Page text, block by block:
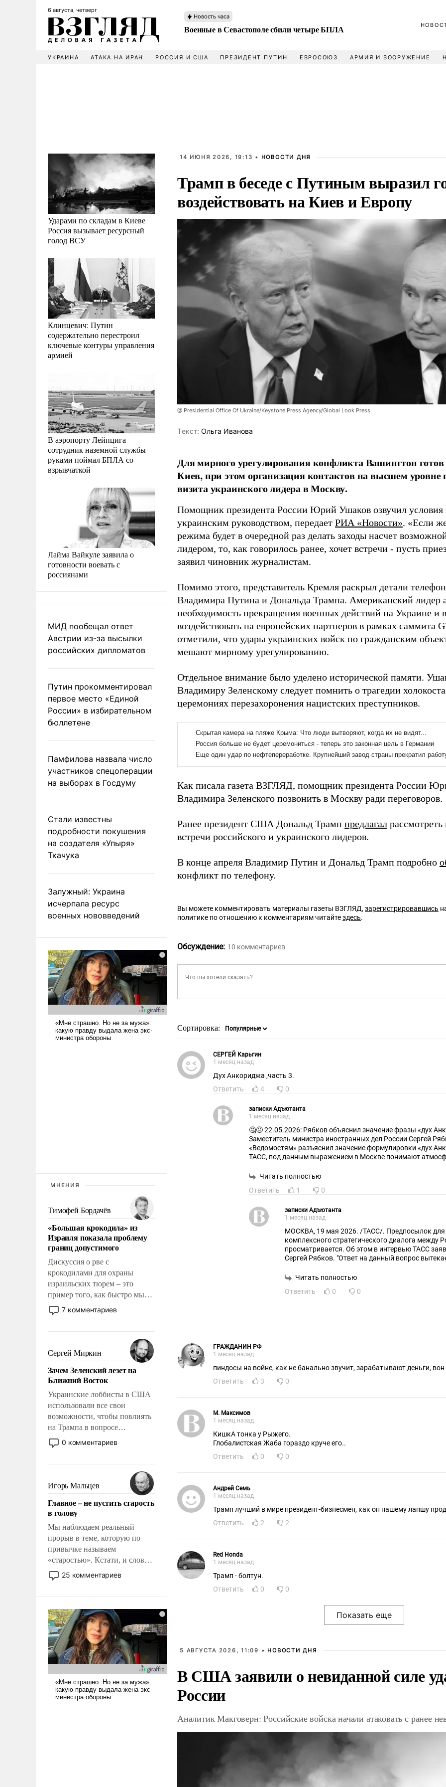
6 августа, четверг
Новость часа
Военные в Севастополе сбили четыре БПЛА
УКРАИНА АТАКА НА ИРАН РОССИЯ И США ПРЕЗИДЕНТ ПУТИН ЕВРОСОЮЗ АРМИЯ И ВООРУЖЕНИЕ
Ударами по складам в Киеве
Россия вызывает ресурсный
голод ВСУ
Клинцевич: Путин
содержательно перестроил
ключевые контуры управления
армией
В аэропорту Лейпцига
сотрудник наземной службы
руками поймал БПЛА со
взрывчаткой
Лайма Вайкуле заявила о
готовности воевать с
россиянами
МИД пообещал ответ
Австрии из-за высылки
российских дипломатов
Путин прокомментировал
первое место «Единой
России» в избирательном
бюллетене
Памфилова назвала число
участников спецоперации
на выборах в Госдуму
Стали известны
подробности покушения
на создателя «Упыря»
Ткачука
Залужный: Украина
исчерпала ресурс
военных нововведений
МНЕНИЯ
Тимофей Бордачёв
«Большая крокодила» из
Израиля показала проблему
границ допустимого
Дискуссия о рве с
крокодилами для охраны
израильских тюрем – это
пример того, как быстро мы
двигаемся по пути
революционных изменений.
псевдонаучной фантастики,
стало всерьез обсуждаемой
идеей.
7 комментариев
Сергей Миркин
Зачем Зеленский лезет на
Ближний Восток
Украинские лоббисты в США
использовали все свои
возможности, чтобы повлиять
на Трампа в вопросе
предоставления вооружений
своим нанимателям. Вероятно,
консультирует Киев, пришла в
голову мысль: хорошо бы
продемонстрировать, что
Украина вступила в
вооруженное противостояние
с Ираном.
0 комментариев
Игорь Мальцев
Главное – не пустить старость
в голову
Мы наблюдаем реальный
прорыв в теме, которую по
привычке называем
«старостью». Кстати, и слово-
то это уже стараются не
использовать – так же, как
что оно уже несет негативные
коннотации.
25 комментариев
14 ИЮНЯ 2026, 19:13 • НОВОСТИ ДНЯ
Трамп в беседе с Путиным выразил
воздействовать на Киев и Европу
@ Presidential Office Of Ukraine/Keystone Press Agency/Global Look Press
Tекст: Ольга Иванова
Для мирного урегулирования конфликта Вашингтон готов
Киев, при этом организация контактов на высшем уровне
визита украинского лидера в Москву.
Помощник президента России Юрий Ушаков озвучил условия
украинским руководством, передает РИА «Новости». «Если
режима будет в очередной раз делать заходы насчет
лидером, то, как говорилось ранее, хочет встречи - пусть
заявил чиновник журналистам.
Помимо этого, представитель Кремля раскрыл детали
Владимира Путина и Дональда Трампа. Американский лидер
необходимость прекращения военных действий на Украине и
воздействовать на европейских партнеров в рамках саммита
отметили, что удары украинских войск по гражданским
мешают мирному урегулированию.
Отдельное внимание было уделено исторической памяти.
Владимиру Зеленскому следует помнить о трагедии
церемониях перезахоронения нацистских преступников.
Как писала газета ВЗГЛЯД, помощник президента России
Владимира Зеленского позвонить в Москву ради переговоров.
Ранее президент США Дональд Трамп предлагал
встречи российского и украинского лидеров.
В конце апреля Владимир Путин и Дональд Трамп подробно
конфликт по телефону.
Вы можете комментировать материалы газеты ВЗГЛЯД,зарегистрировавшись
политике по отношению к комментариям читайтездесь.
Обсуждение: 10 комментариев
Сортировка:
СЕРГЕЙ Карьгин
1 месяц назад
Дух Анкориджа ,часть 3.
Ответить
4 0
записки Адъютанта
1 месяц назад
🤔🤢 22.05.2026: Рябков объяснил значение фразы «дух
Заместитель министра иностранных дел России Сергей
«Ведомостям» разъяснил значение формулировки «дух
ТАСС, под данным выражением в Москве понимают
саммита на Аляске. «Под “духом Анкориджа”, если вы
президентами России и США, которая позволила в
урегулирования вокруг Украины», — заявил замглавы МИД
ключевое значение имеет не то, как данное явление
сохранение настроя на высшем уровне для продолжения
Вашингтоном по процессу мирного урегулирования на
словам, важны способы восстановления двусторонних
Читать полностью
Ответить
1 0
записки Адъютанта
1 месяц назад
МОСКВА, 19 мая 2026. /ТАСС/. Предпосылок для
комплексного стратегического диалога между
просматривается. Об этом в интервью ТАСС
Сергей Рябков. "Ответ на данный вопрос
продуктивного российско-американского
ли консультации между Москвой и Вашингтоном
Читать полностью
Ответить
0 0
ГРАЖДАНИН РФ
1 месяц назад
пиндосы на войне, как не банально звучит, зарабатывают деньги,
Ответить
3 0
М. Максимов
1 месяц назад
КишкА тонка у Рыжего.
Глобалистская Жаба гораздо круче его..
Ответить
0 0
Андрей Семь
1 месяц назад
Трамп лучший в мире президент-бизнесмен, как он нашему лапшу
Ответить
2 2
Red Honda
1 месяц назад
Трамп - болтун.
Ответить
0 0
5 АВГУСТА 2026, 11:09 • НОВОСТИ ДНЯ
В США заявили о невиданной силе
России
Аналитик Макговерн: Российские войска начали атаковать с ранее